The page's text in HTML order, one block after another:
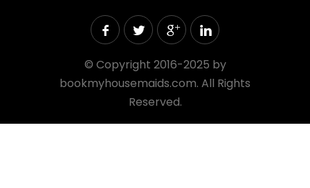
© Copyright 2016-2025 by
bookmyhousemaids.com. All Rights
Reserved.